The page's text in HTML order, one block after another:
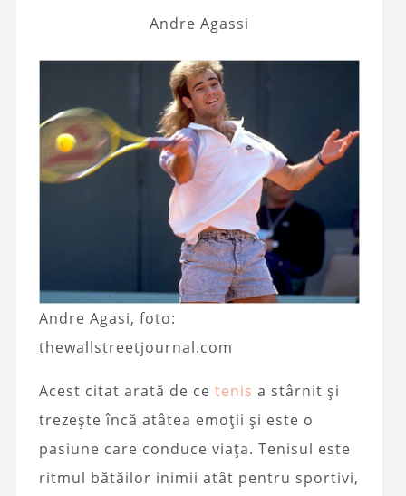
Andre Agassi
Andre Agasi, foto:
thewallstreetjournal.com
Acest citat arată de ce tenis a stârnit și
trezește încă atâtea emoții și este o
pasiune care conduce viața. Tenisul este
ritmul bătăilor inimii atât pentru sportivi,